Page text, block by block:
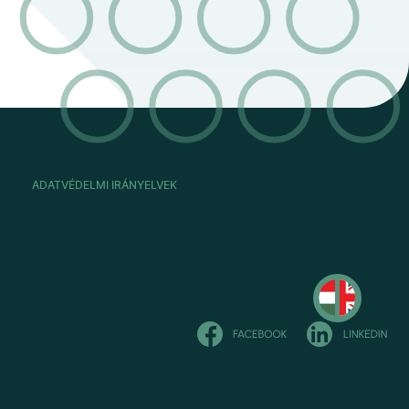
ADATVÉDELMI IRÁNYELVEK
Read